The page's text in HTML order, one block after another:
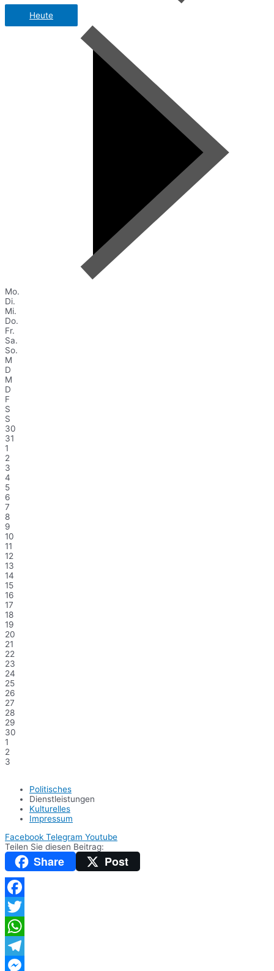
Heute
Mo.
Di.
Mi.
Do.
Fr.
Sa.
So.
M
D
M
D
F
S
S
30
31
1
2
3
4
5
6
7
8
9
10
11
12
13
14
15
16
17
18
19
20
21
22
23
24
25
26
27
28
29
30
1
2
3
Politisches
Dienstleistungen
Kulturelles
Impressum
Facebook Telegram Youtube
Teilen Sie diesen Beitrag:
Share Post
Facebook
Twitter
WhatsApp
Telegram